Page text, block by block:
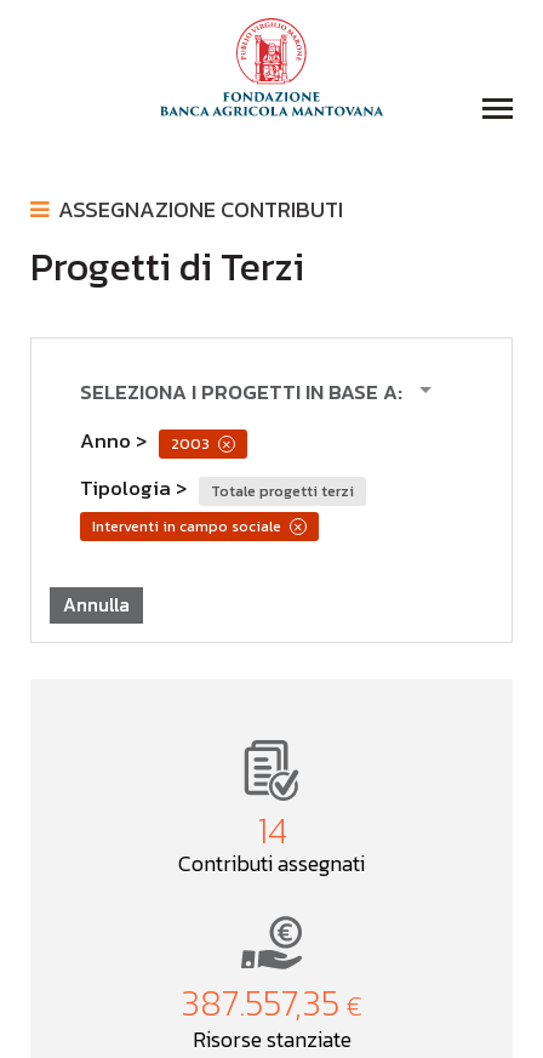
BIBLIOTECA
FONDAZIONE
DOMANDA CONTRIBUTI
COMUNICAZIONE
CERCA
ASSEGNAZIONE CONTRIBUTI
ASSEGNAZIONE CONTRIBUTI
COMUNICATI STAMPA
Progetti di Terzi
SELEZIONA I PROGETTI IN BASE A:
Anno
2003 ×
Tipologia
totale progetti terzi
interventi in campo sociale
×
Annulla
14
Contributi assegnati
387.557,35
Risorse stanziate